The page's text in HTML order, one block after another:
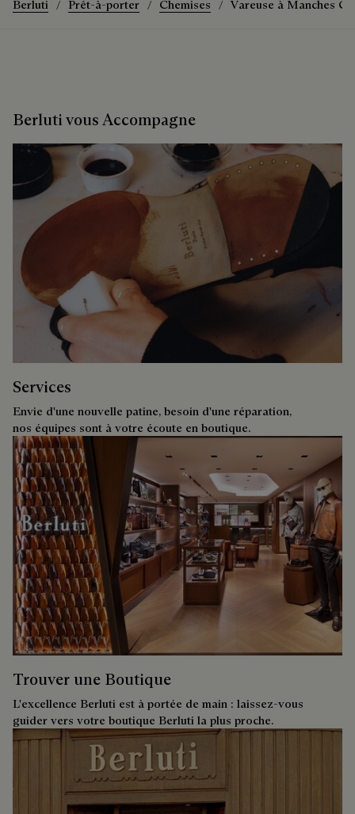
Berluti Prêt-à-porter Chemises Vareuse à Manches
Berluti vous Accompagne
Services
Envie d'une nouvelle patine, besoin d'une réparation,
nos équipes sont à votre écoute en boutique.
Trouver une Boutique
L'excellence Berluti est à portée de main : laissez-vous
guider vers votre boutique Berluti la plus proche.